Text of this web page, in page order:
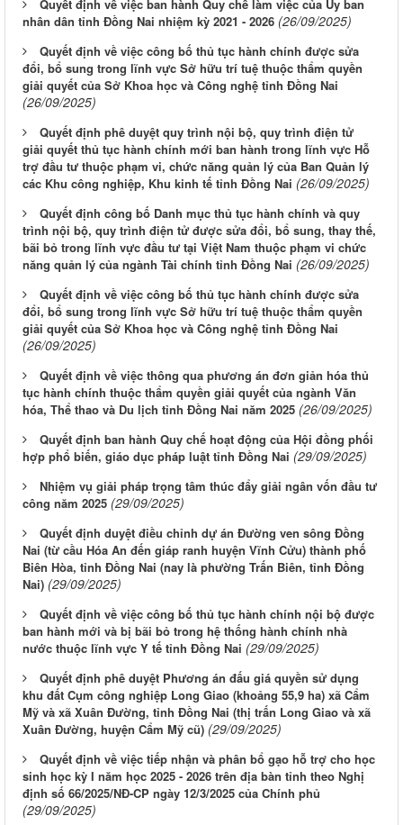
Quyết định về việc ban hành Quy chế làm việc của Ủy ban
nhân dân tỉnh Đồng Nai nhiệm kỳ 2021 - 2026 (26/09/2025)
Quyết định về việc công bố thủ tục hành chính được sửa
đổi, bổ sung trong lĩnh vực Sở hữu trí tuệ thuộc thẩm quyền
giải quyết của Sở Khoa học và Công nghệ tỉnh Đồng Nai
(26/09/2025)
Quyết định phê duyệt quy trình nội bộ, quy trình điện tử
giải quyết thủ tục hành chính mới ban hành trong lĩnh vực Hỗ
trợ đầu tư thuộc phạm vi, chức năng quản lý của Ban Quản lý
các Khu công nghiệp, Khu kinh tế tỉnh Đồng Nai (26/09/2025)
Quyết định công bố Danh mục thủ tục hành chính và quy
trình nội bộ, quy trình điện tử được sửa đổi, bổ sung, thay thế,
bãi bỏ trong lĩnh vực đầu tư tại Việt Nam thuộc phạm vi chức
năng quản lý của ngành Tài chính tỉnh Đồng Nai (26/09/2025)
Quyết định về việc công bố thủ tục hành chính được sửa
đổi, bổ sung trong lĩnh vực Sở hữu trí tuệ thuộc thẩm quyền
giải quyết của Sở Khoa học và Công nghệ tỉnh Đồng Nai
(26/09/2025)
Quyết định về việc thông qua phương án đơn giản hóa thủ
tục hành chính thuộc thẩm quyền giải quyết của ngành Văn
hóa, Thể thao và Du lịch tỉnh Đồng Nai năm 2025 (26/09/2025)
Quyết định ban hành Quy chế hoạt động của Hội đồng phối
hợp phổ biến, giáo dục pháp luật tỉnh Đồng Nai (29/09/2025)
Nhiệm vụ giải pháp trọng tâm thúc đẩy giải ngân vốn đầu tư
công năm 2025 (29/09/2025)
Quyết định duyệt điều chỉnh dự án Đường ven sông Đồng
Nai (từ cầu Hóa An đến giáp ranh huyện Vĩnh Cửu) thành phố
Biên Hòa, tỉnh Đồng Nai (nay là phường Trấn Biên, tỉnh Đồng
Nai) (29/09/2025)
Quyết định về việc công bố thủ tục hành chính nội bộ được
ban hành mới và bị bãi bỏ trong hệ thống hành chính nhà
nước thuộc lĩnh vực Y tế tỉnh Đồng Nai (29/09/2025)
Quyết định phê duyệt Phương án đấu giá quyền sử dụng
khu đất Cụm công nghiệp Long Giao (khoảng 55,9 ha) xã Cẩm
Mỹ và xã Xuân Đường, tỉnh Đồng Nai (thị trấn Long Giao và xã
Xuân Đường, huyện Cẩm Mỹ cũ) (29/09/2025)
Quyết định về việc tiếp nhận và phân bổ gạo hỗ trợ cho học
sinh học kỳ I năm học 2025 - 2026 trên địa bàn tỉnh theo Nghị
định số 66/2025/NĐ-CP ngày 12/3/2025 của Chính phủ
(29/09/2025)